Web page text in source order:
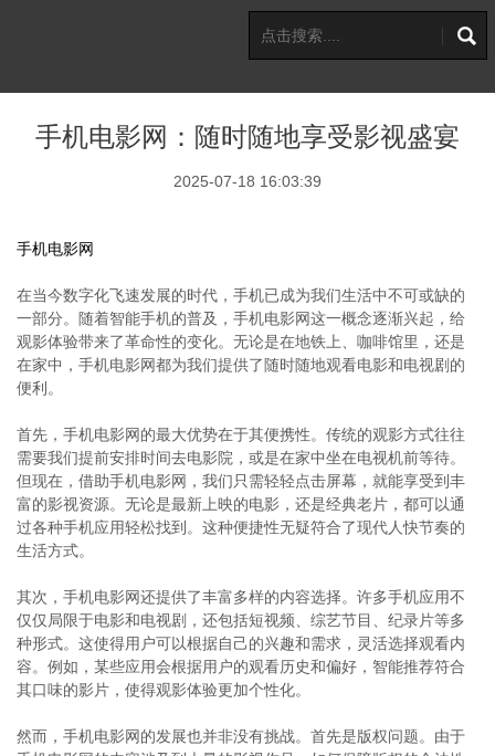
手机电影网：随时随地享受影视盛宴
2025-07-18 16:03:39
手机电影网
在当今数字化飞速发展的时代，手机已成为我们生活中不可或缺的
一部分。随着智能手机的普及，手机电影网这一概念逐渐兴起，给
观影体验带来了革命性的变化。无论是在地铁上、咖啡馆里，还是
在家中，手机电影网都为我们提供了随时随地观看电影和电视剧的
便利。
首先，手机电影网的最大优势在于其便携性。传统的观影方式往往
需要我们提前安排时间去电影院，或是在家中坐在电视机前等待。
但现在，借助手机电影网，我们只需轻轻点击屏幕，就能享受到丰
富的影视资源。无论是最新上映的电影，还是经典老片，都可以通
过各种手机应用轻松找到。这种便捷性无疑符合了现代人快节奏的
生活方式。
其次，手机电影网还提供了丰富多样的内容选择。许多手机应用不
仅仅局限于电影和电视剧，还包括短视频、综艺节目、纪录片等多
种形式。这使得用户可以根据自己的兴趣和需求，灵活选择观看内
容。例如，某些应用会根据用户的观看历史和偏好，智能推荐符合
其口味的影片，使得观影体验更加个性化。
然而，手机电影网的发展也并非没有挑战。首先是版权问题。由于